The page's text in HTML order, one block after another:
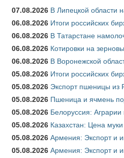
07.08.2026 В Липецкой области
06.08.2026 Итоги российских
06.08.2026 В Татарстане
06.08.2026 Котировки на
06.08.2026 В Воронежской
05.08.2026 Итоги российских
05.08.2026 Экспорт пшеницы из
05.08.2026 Пшеница и ячмень
05.08.2026 Белоруссия:
05.08.2026 Казахстан: Цена
05.08.2026 Армения: Экспорт и
05.08.2026 Армения: Экспорт и